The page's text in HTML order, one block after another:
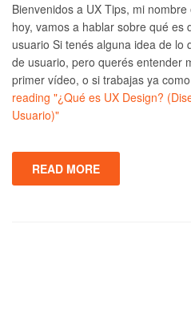
Bienvenidos a UX Tips, mi
hoy, vamos a hablar sobre qué es
usuario Si tenés alguna idea de lo
de usuario, pero querés entender
primer vídeo, o si trabajas ya
reading "¿Qué es UX Design?
Usuario)"
READ MORE